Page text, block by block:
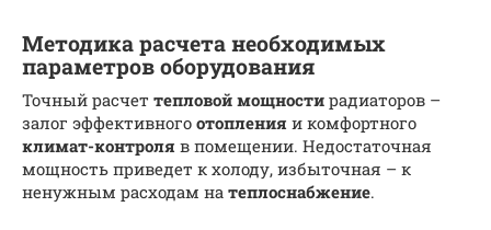
Методика расчета необходимых
параметров оборудования
Точный расчет тепловой мощности радиаторов –
залог эффективного отопления и комфортного
климат-контроля в помещении. Недостаточная
мощность приведет к холоду, избыточная – к
ненужным расходам на теплоснабжение.